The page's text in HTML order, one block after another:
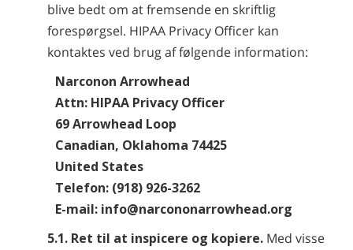
blive bedt om at fremsende en skriftlig
forespørgsel. HIPAA Privacy Officer kan
kontaktes ved brug af følgende information:
Narconon Arrowhead
Attn: HIPAA Privacy Officer
69 Arrowhead Loop
Canadian, Oklahoma 74425
United States
Telefon: (918) 926-3262
E-mail: info@narcononarrowhead.org
5.1. Ret til at inspicere og kopiere. Med visse